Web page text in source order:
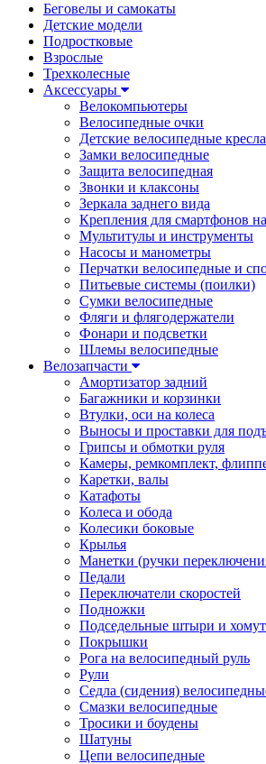
Беговелы и самокаты
Детские модели
Подростковые
Взрослые
Трехколесные
Аксессуары
Велокомпьютеры
Велосипедные очки
Детские велосипедные кресла
Замки велосипедные
Защита велосипедная
Звонки и клаксоны
Зеркала заднего вида
Крепления для смартфонов
Мультитулы и инструменты
Насосы и манометры
Перчатки велосипедные и
Питьевые системы (поилки)
Сумки велосипедные
Фляги и флягодержатели
Фонари и подсветки
Шлемы велосипедные
Велозапчасти
Амортизатор задний
Багажники и корзинки
Втулки, оси на колеса
Выносы и проставки для
Грипсы и обмотки руля
Камеры, ремкомплект,
Каретки, валы
Катафоты
Колеса и обода
Колесики боковые
Крылья
Манетки (ручки
Педали
Переключатели скоростей
Подножки
Подседельные штыри и
Покрышки
Рога на велосипедный руль
Рули
Седла (сидения)
Смазки велосипедные
Тросики и боудены
Шатуны
Цепи велосипедные